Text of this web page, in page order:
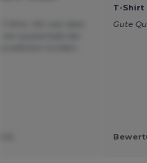
T-Shirt
Gute